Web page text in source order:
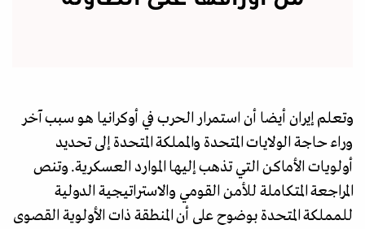
وتعلم إيران أيضا أن استمرار الحرب في أوكرانيا هو سبب آخر
وراء حاجة الولايات المتحدة والمملكة المتحدة إلى تحديد
أولويات الأماكن التي تذهب إليها الموارد العسكرية. وتنص
المراجعة المتكاملة للأمن القومي والاستراتيجية الدولية
للمملكة المتحدة بوضوح على أن المنطقة ذات الأولوية القصوى